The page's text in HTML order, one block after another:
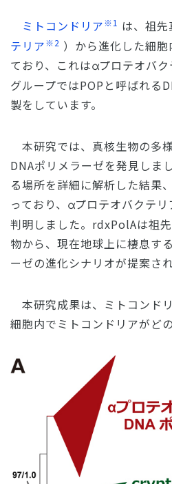
ミトコンドリア※1 は、祖
テリア※2 ）から進化した細
ており、これはαプロテオバ
グループではPOPと呼ばれる
製をしています。
本研究では、真核生物の多
DNAポリメラーゼを発見しま
る場所を詳細に解析した結果
っており、 αプロテオバクテ
判明しました。rdxPolAは祖
物から、現在地球上に棲息す
ーゼの進化シナリオが提案さ
本研究成果は、ミトコンド
細胞内でミトコンドリアがど